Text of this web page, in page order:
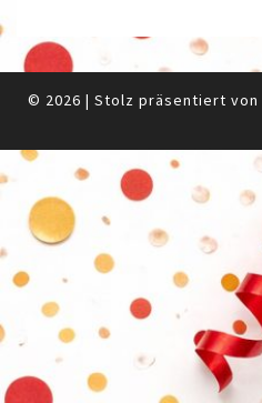
© 2026 | Stolz präsentiert von